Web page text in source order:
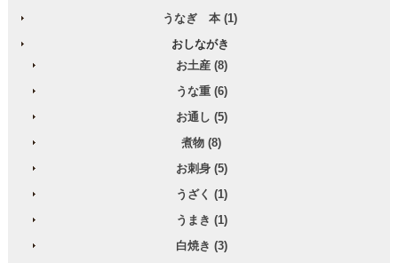
うなぎ 本 (1)
おしながき
お土産 (8)
うな重 (6)
お通し (5)
煮物 (8)
お刺身 (5)
うざく (1)
うまき (1)
白焼き (3)